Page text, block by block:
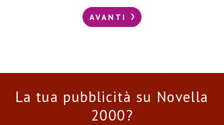
AVANTI
La tua pubblicità su Novella
2000?